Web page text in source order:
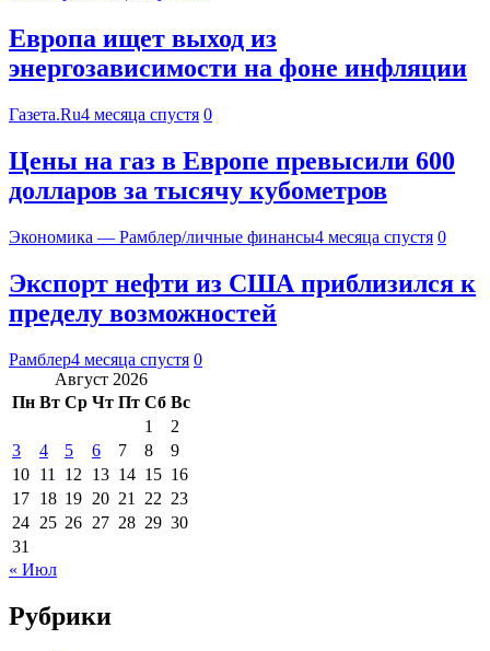
Европа ищет выход из
энергозависимости на фоне инфляции
Газета.Ru4 месяца спустя 0
Цены на газ в Европе превысили 600
долларов за тысячу кубометров
Экономика — Рамблер/личные финансы4 месяца спустя 0
Экспорт нефти из США приблизился к
пределу возможностей
Рамблер4 месяца спустя 0
Август 2026
Пн Вт Ср Чт Пт Сб Вс
1
2
3
4 5 6 7 8
9
10 11 12 13 14 15 16
17 18 19 20 21 22 23
24 25 26 27 28 29 30
31
« Июл
Рубрики